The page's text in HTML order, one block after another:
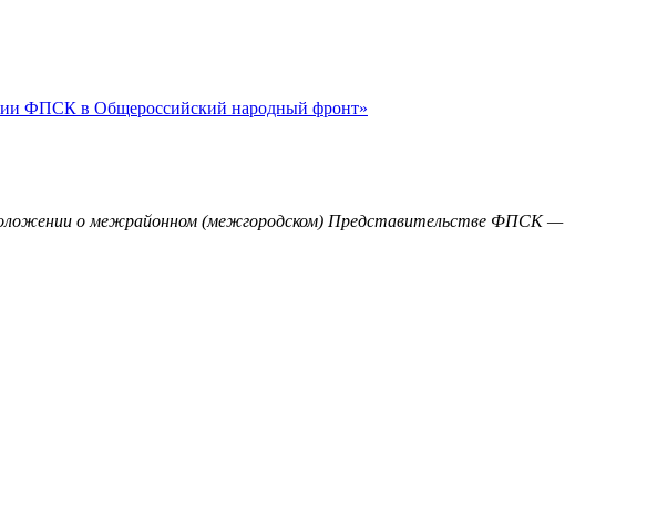
ФПСК в Общероссийский народный фронт»
о межрайонном (межгородском) Представительстве ФПСК —